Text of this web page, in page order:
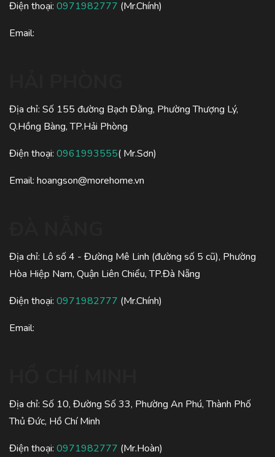
Điện thoại: 0971982777 (Mr.Chính)
Email:
Địa chỉ: Số 155 đường Bạch Đằng, Phường Thượng Lý,
Q.Hồng Bàng, TP.Hải Phòng
Điện thoại: 0961993555( Mr.Sơn)
Email: hoangson@morehome.vn
Địa chỉ: Lô số 4 - Đường Mê Linh (đường số 5 cũ), Phường
Hòa Hiệp Nam, Quận Liên Chiểu, TP.Đà Nẵng
Điện thoại: 0971982777 (Mr.Chính)
Email:
Địa chỉ: Số 10, Đường Số 33, Phường An Phú, Thành Phố
Thủ Đức, Hồ Chí Minh
Điện thoại: 0971982777 (Mr.Hoàn)